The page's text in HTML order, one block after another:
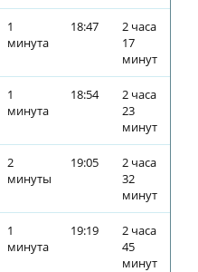
1
минута
18:47
2 часа
17
минут
1
минута
18:54
2 часа
23
минут
2
минуты
19:05
2 часа
32
минут
1
минута
19:19
2 часа
45
минут